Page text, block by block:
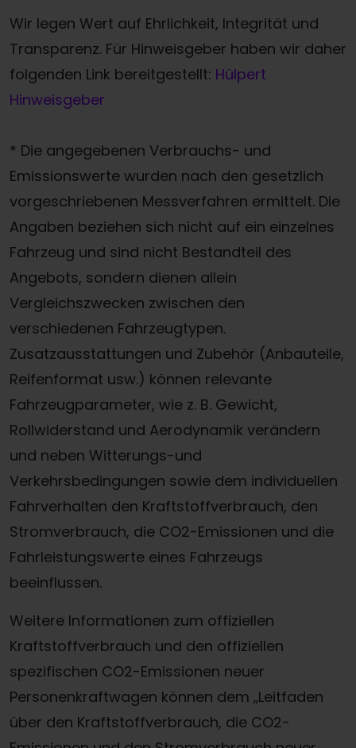
Wir legen Wert auf Ehrlichkeit, Integrität und
Transparenz. Für Hinweisgeber haben wir daher
folgenden Link bereitgestellt: Hülpert
Hinweisgeber
* Die angegebenen Verbrauchs- und
Emissionswerte wurden nach den gesetzlich
vorgeschriebenen Messverfahren ermittelt. Die
Angaben beziehen sich nicht auf ein einzelnes
Fahrzeug und sind nicht Bestandteil des
Angebots, sondern dienen allein
Vergleichszwecken zwischen den
verschiedenen Fahrzeugtypen.
Zusatzausstattungen und Zubehör (Anbauteile,
Reifenformat usw.) können relevante
Fahrzeugparameter, wie z. B. Gewicht,
Rollwiderstand und Aerodynamik verändern
und neben Witterungs-und
Verkehrsbedingungen sowie dem individuellen
Fahrverhalten den Kraftstoffverbrauch, den
Stromverbrauch, die CO2-Emissionen und die
Fahrleistungswerte eines Fahrzeugs
beeinflussen.
Weitere Informationen zum offiziellen
Kraftstoffverbrauch und den offiziellen
spezifischen CO2-Emissionen neuer
Personenkraftwagen können dem „Leitfaden
über den Kraftstoffverbrauch, die CO2-